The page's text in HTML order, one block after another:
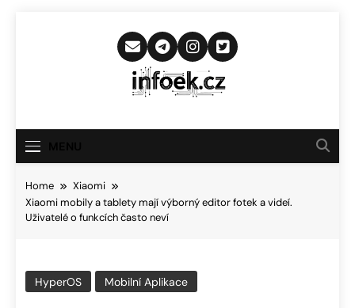
Infoek.cz
Novinkám
Home
Xiaomi
Xiaomi mobily a tablety mají výborný editor fotek a videí.
Uživatelé o funkcích často neví
HyperOS Mobilní Aplikace